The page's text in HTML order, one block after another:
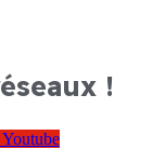
!
Youtube